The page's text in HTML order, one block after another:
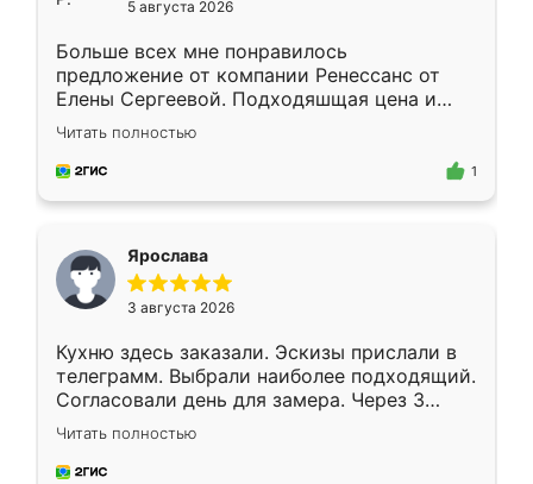
5 августа 2026
Больше всех мне понравилось
предложение от компании Ренессанс от
Елены Сергеевой. Подходяшщая цена и
короткие сроки изготовления. Приехавший
для замера сотрудник Владислав
предложил по моему эскизу самый
Читать полностью
1
Ярослава
3 августа 2026
Кухню здесь заказали. Эскизы прислали в
телеграмм. Выбрали наиболее подходящий.
Согласовали день для замера. Через 3
недели кухня была уже готова. Остались
довольны работой. Спасибо Ренессанс
мебель за качественную работу!
Читать полностью